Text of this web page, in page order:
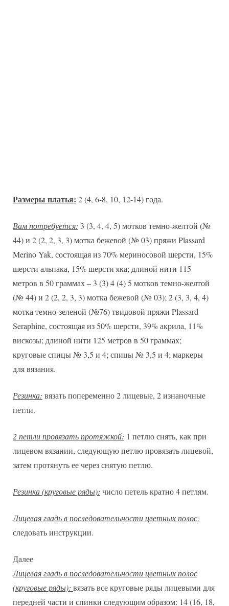
Размеры платья: 2 (4, 6-8, 10, 12-14) года.
Вам потребуется: 3 (3, 4, 4, 5) мотков темно-желтой (№
44) и 2 (2, 2, 3, 3) мотка бежевой (№ 03) пряжи Plassard
Merino Yak, состоящая из 70% мериносовой шерсти, 15%
шерсти альпака, 15% шерсти яка; длиной нити 115
метров в 50 граммах – 3 (3) 4 (4) 5 мотков темно-желтой
(№ 44) и 2 (2, 2, 3, 3) мотка бежевой (№ 03); 2 (3, 3, 4, 4)
мотка темно-зеленой (№76) твидовой пряжи Plassard
Seraphine, состоящая из 50% шерсти, 39% акрила, 11%
вискозы; длиной нити 125 метров в 50 граммах;
круговые спицы № 3,5 и 4; спицы № 3,5 и 4; маркеры
для вязания.
Резинка: вязать попеременно 2 лицевые, 2 изнаночные
петли.
2 петли провязать протяжкой: 1 петлю снять, как при
лицевом вязании, следующую петлю провязать лицевой,
затем протянуть ее через снятую петлю.
Резинка (круговые ряды): число петель кратно 4 петлям.
Лицевая гладь в последовательности цветных полос:
следовать инструкции.
Далее
Лицевая гладь в последовательности цветных полос
(круговые ряды): вязать все круговые ряды лицевыми для
передней части и спинки следующим образом: 14 (16, 18,